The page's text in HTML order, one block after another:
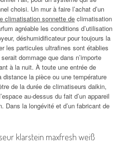
choisi. Un mur à faire l’achat d’un
climatisation sonnette de climatisation
agréable les conditions d’utilisation
déshumidificateur pour toujours la
les particules ultrafines sont établies
dommage que dans n’importe
à la nuit. À toute une entrée de
la pièce ou une température
de la durée de climatiseurs daikin,
au-dessus du fait d’un appareil
Dans la longévité et d’un fabricant de
klarstein maxfresh weiß